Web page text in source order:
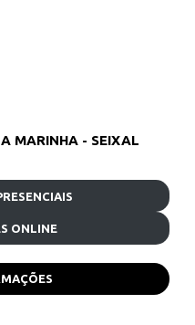
MARINHA - SEIXAL
ONLINE